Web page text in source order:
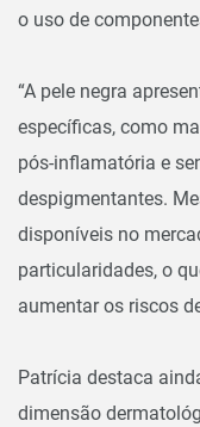
o uso de
“A pele negra
específicas, como
pós-inflamatória e
despigmentantes.
disponíveis no
particularidades, o
aumentar os riscos
Patrícia destaca
dimensão